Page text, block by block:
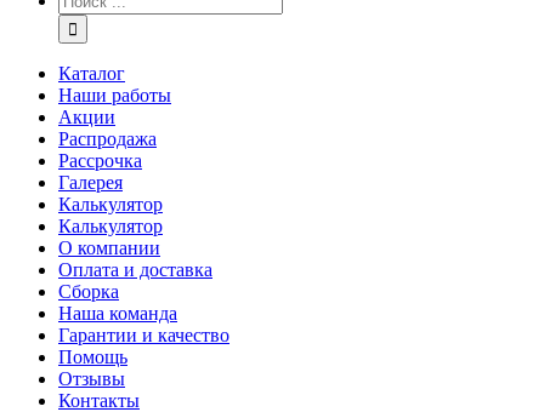
Каталог
Наши работы
Акции
Распродажа
Рассрочка
Галерея
Калькулятор
Калькулятор
О компании
Оплата и доставка
Сборка
Наша команда
Гарантии и качество
Помощь
Отзывы
Контакты